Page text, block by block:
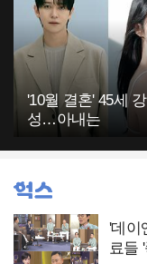
'10월 결혼' 45세
성…아내는
'데이
료들